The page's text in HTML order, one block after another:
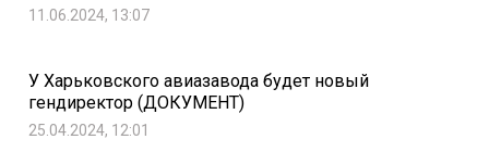
11.06.2024, 13:07
У Харьковского авиазавода будет новый
гендиректор (ДОКУМЕНТ)
25.04.2024, 12:01